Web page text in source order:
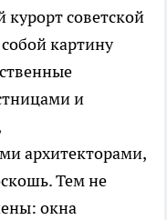
советской
картину
и
архитекторами,
Тем не
окна